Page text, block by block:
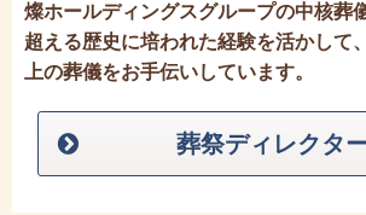
燦ホールディングスグループの中核葬
超える歴史に培われた経験を活かして
上の葬儀をお手伝いしています。
葬祭ディレクタ